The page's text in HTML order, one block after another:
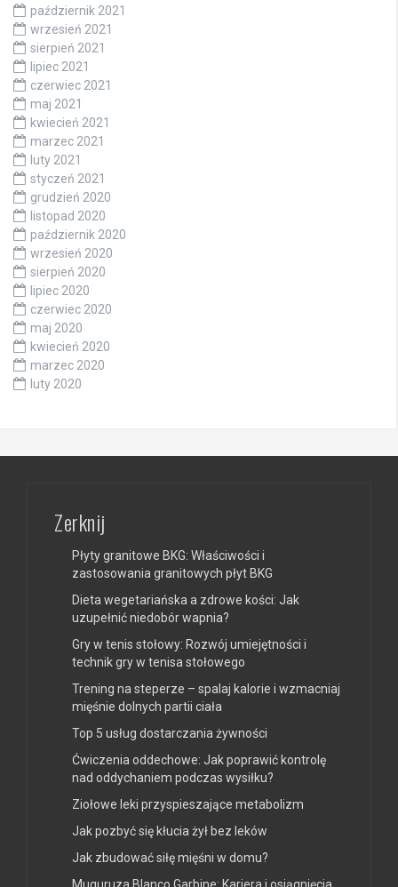
październik 2021
wrzesień 2021
sierpień 2021
lipiec 2021
czerwiec 2021
maj 2021
kwiecień 2021
marzec 2021
luty 2021
styczeń 2021
grudzień 2020
listopad 2020
październik 2020
wrzesień 2020
sierpień 2020
lipiec 2020
czerwiec 2020
maj 2020
kwiecień 2020
marzec 2020
luty 2020
Zerknij
Płyty granitowe BKG: Właściwości i
zastosowania granitowych płyt BKG
Dieta wegetariańska a zdrowe kości: Jak
uzupełnić niedobór wapnia?
Gry w tenis stołowy: Rozwój umiejętności i
technik gry w tenisa stołowego
Trening na steperze – spalaj kalorie i wzmacniaj
mięśnie dolnych partii ciała
Top 5 usług dostarczania żywności
Ćwiczenia oddechowe: Jak poprawić kontrolę
nad oddychaniem podczas wysiłku?
Ziołowe leki przyspieszające metabolizm
Jak pozbyć się kłucia żył bez leków
Jak zbudować siłę mięśni w domu?
Muguruza Blanco Garbine: Kariera i osiągnięcia